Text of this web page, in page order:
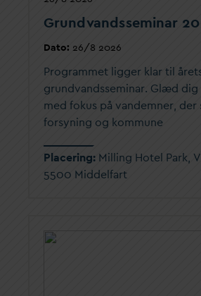
Grundvandsseminar
Dato: 26/8 2026
Programmet ligger klar til
grundvandsseminar. Glæd
med fokus på vandemner, der
forsyning og kommune
Placering: Milling Hotel Park,
5500 Middelfart